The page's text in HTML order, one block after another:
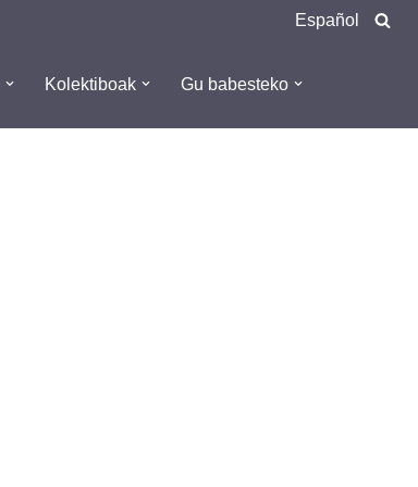
Español
Kolektiboak Gu babesteko